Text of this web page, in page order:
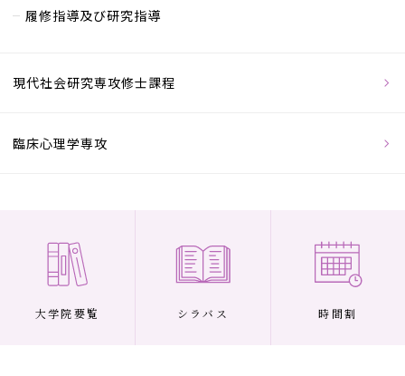
履修指導及び研究指導
現代社会研究専攻修士課程
臨床心理学専攻
大学院要覧 シラバス 時間割